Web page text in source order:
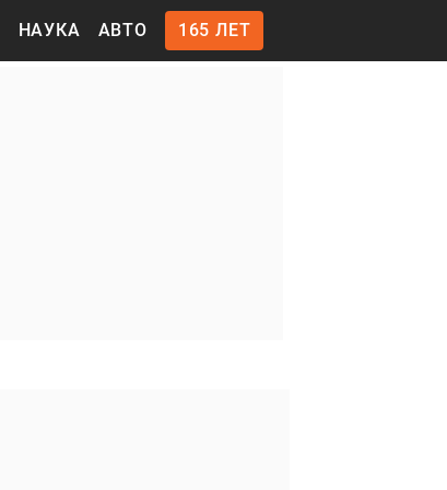
НАУКА АВТО 165 ЛЕТ